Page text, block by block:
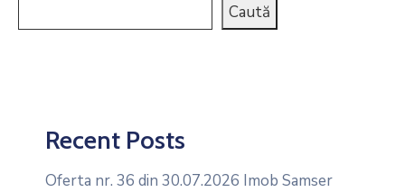
Caută
Recent Posts
Oferta nr. 36 din 30.07.2026 Imob Samser